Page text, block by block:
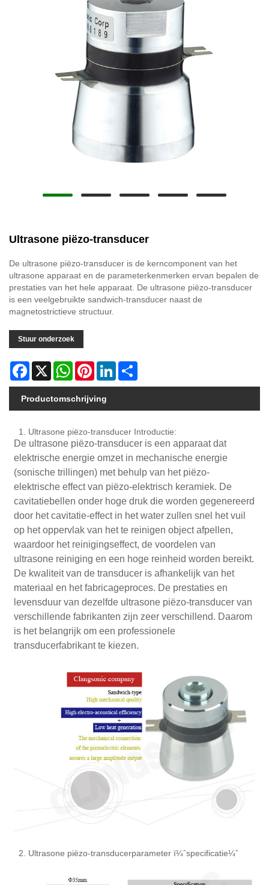
Ultrasone piëzo-transducer
De ultrasone piëzo-transducer is de kerncomponent van het
ultrasone apparaat en de parameterkenmerken ervan bepalen de
prestaties van het hele apparaat. De ultrasone piëzo-transducer
is een veelgebruikte sandwich-transducer naast de
magnetostrictieve structuur.
Stuur onderzoek
Facebook
X WhatsAppPinterestLinkedIn
Productomschrijving
1. Ultrasone piëzo-transducer Introductie:
De ultrasone piëzo-transducer is een apparaat dat
elektrische energie omzet in mechanische energie
(sonische trillingen) met behulp van het piëzo-
elektrische effect van piëzo-elektrisch keramiek. De
cavitatiebellen onder hoge druk die worden gegenereerd
door het cavitatie-effect in het water zullen snel het vuil
op het oppervlak van het te reinigen object afpellen,
waardoor het reinigingseffect, de voordelen van
ultrasone reiniging en een hoge reinheid worden bereikt.
De kwaliteit van de transducer is afhankelijk van het
materiaal en het fabricageproces. De prestaties en
levensduur van dezelfde ultrasone piëzo-transducer van
verschillende fabrikanten zijn zeer verschillend. Daarom
is het belangrijk om een ​​professionele
transducerfabrikant te kiezen.
2. Ultrasone piëzo-transducerparameter ï¼ˆspecificatie¼ˆ